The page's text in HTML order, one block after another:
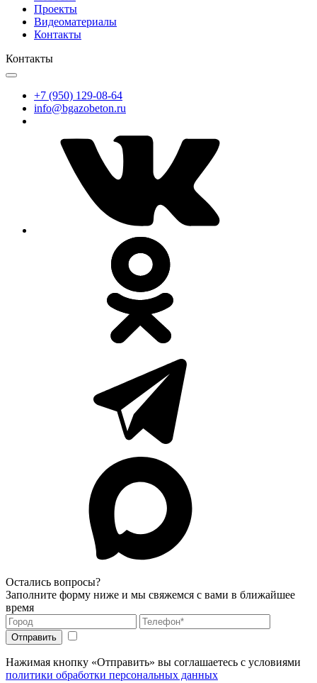
Проекты
Видеоматериалы
Контакты
Контакты
+7 (950) 129-08-64
info@bgazobeton.ru
Остались вопросы?
Заполните форму ниже и мы свяжемся с вами в ближайшее
время
Нажимая кнопку «Отправить» вы соглашаетесь с условиями
политики обработки персональных данных